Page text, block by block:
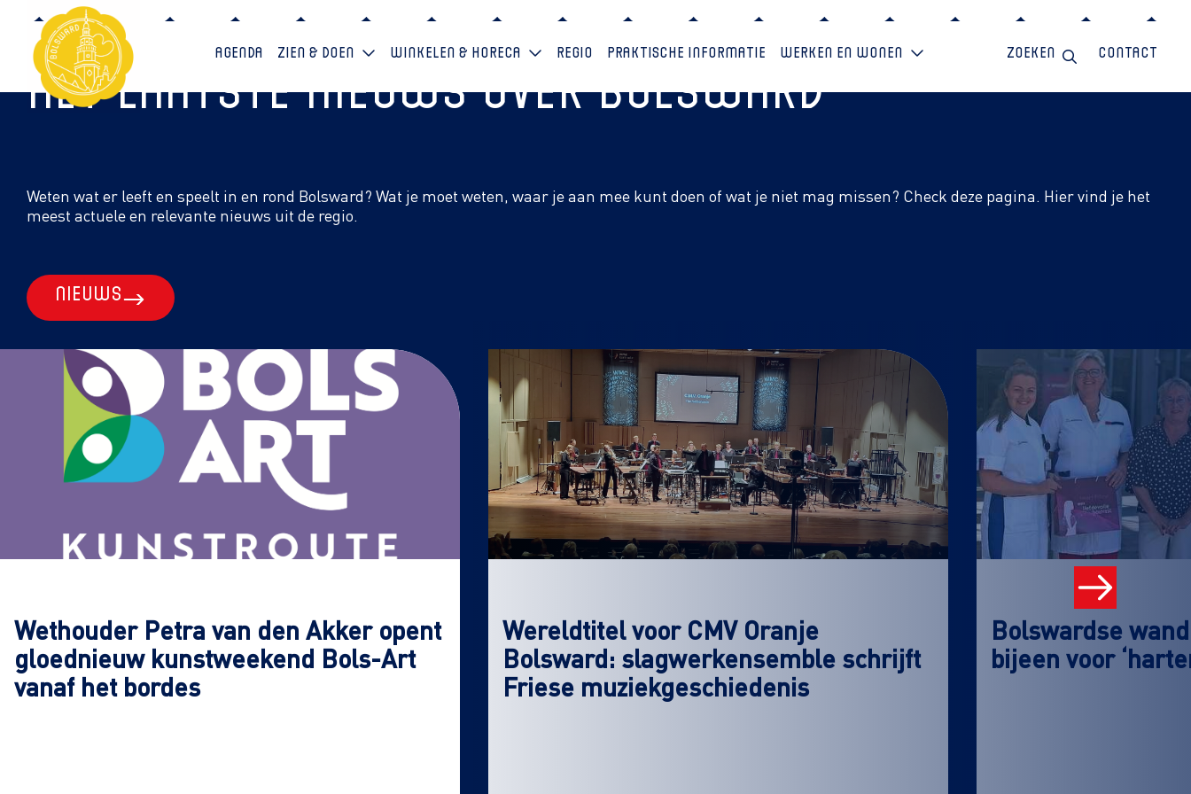
Agenda Zien & doen Winkelen & horeca Regio Praktische informatie Werken en wonen Zoeken Contact
Het laatste nieuws over Bolsward
Weten wat er leeft en speelt in en rond Bolsward? Wat je moet weten, waar je aan mee kunt doen of wat je niet mag missen? Check deze pagina. Hier vind je het
meest actuele en relevante nieuws uit de regio.
Nieuws
Wethouder Petra van den Akker opent
gloednieuw kunstweekend Bols-Art
vanaf het bordes
Wereldtitel voor CMV Oranje
Bolsward: slagwerkensemble schrijft
Friese muziekgeschiedenis
Bolswardse
bijeen voor